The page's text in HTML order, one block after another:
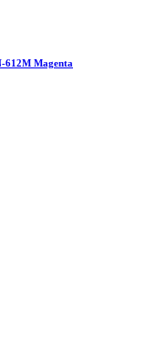
612M Magenta